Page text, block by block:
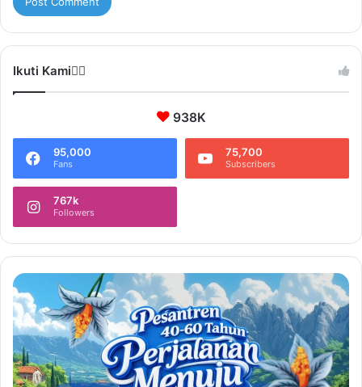
Ikuti Kami❤️‍🔥
938K
95,000
Fans
75,700
Subscribers
767k
Followers